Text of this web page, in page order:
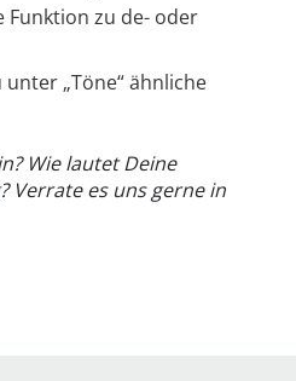
Funktion zu de- oder
„Töne“ ähnliche
Wie lautet Deine
Verrate es uns gerne in